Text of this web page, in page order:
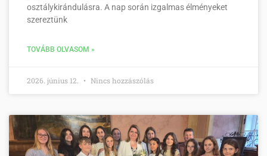
osztálykirándulásra. A nap során izgalmas élményeket
szereztünk
TOVÁBB OLVASOM »
2026. június 12. Nincs hozzászólás